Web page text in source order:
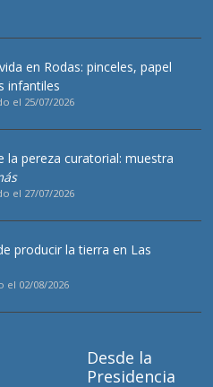
en Rodas: pinceles, papel
infantiles
el 25/07/2026
la pereza curatorial: muestra
el 27/07/2026
producir la tierra en Las
el 02/08/2026
Desde la
Presidencia